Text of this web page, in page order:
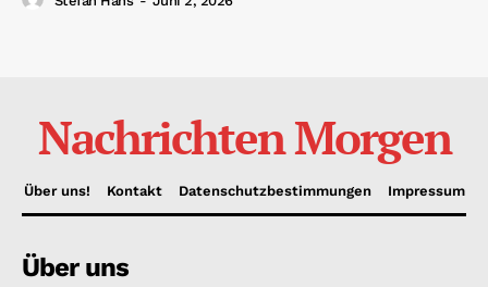
Nachrichten Morgen
Über uns! Kontakt Datenschutzbestimmungen Impressum
Über uns